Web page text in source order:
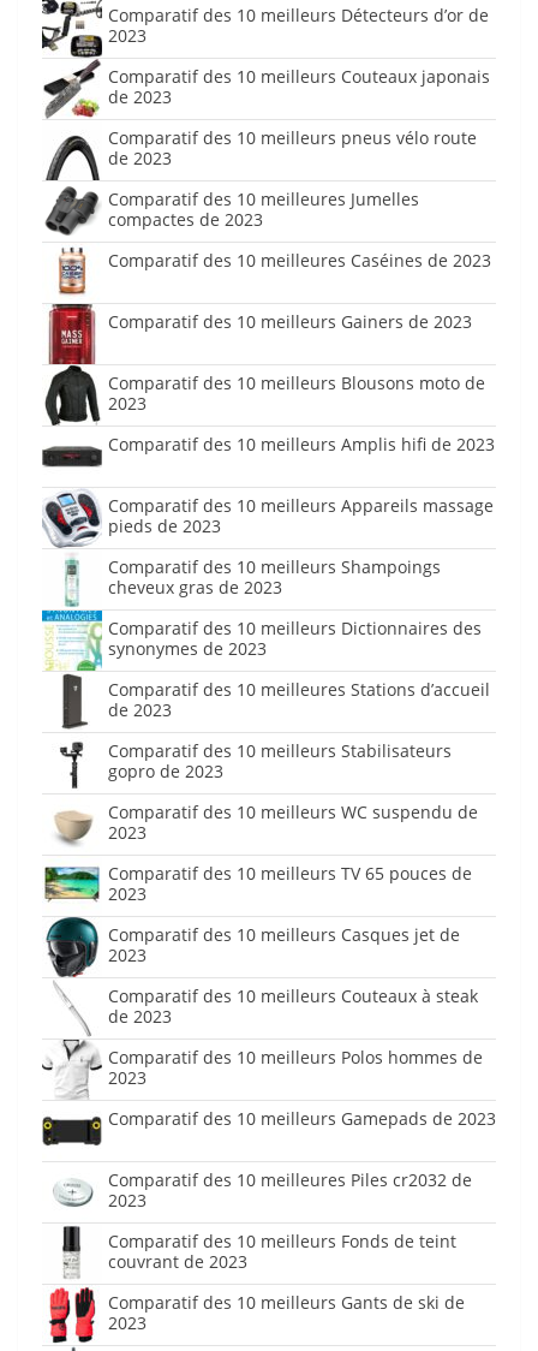
Comparatif des 10 meilleurs Détecteurs d’or de
2023
Comparatif des 10 meilleurs Couteaux japonais
de 2023
Comparatif des 10 meilleurs pneus vélo route
de 2023
Comparatif des 10 meilleures Jumelles
compactes de 2023
Comparatif des 10 meilleures Caséines de 2023
Comparatif des 10 meilleurs Gainers de 2023
Comparatif des 10 meilleurs Blousons moto de
2023
Comparatif des 10 meilleurs Amplis hifi de 2023
Comparatif des 10 meilleurs Appareils massage
pieds de 2023
Comparatif des 10 meilleurs Shampoings
cheveux gras de 2023
Comparatif des 10 meilleurs Dictionnaires des
synonymes de 2023
Comparatif des 10 meilleures Stations d’accueil
de 2023
Comparatif des 10 meilleurs Stabilisateurs
gopro de 2023
Comparatif des 10 meilleurs WC suspendu de
2023
Comparatif des 10 meilleurs TV 65 pouces de
2023
Comparatif des 10 meilleurs Casques jet de
2023
Comparatif des 10 meilleurs Couteaux à steak
de 2023
Comparatif des 10 meilleurs Polos hommes de
2023
Comparatif des 10 meilleurs Gamepads de 2023
Comparatif des 10 meilleures Piles cr2032 de
2023
Comparatif des 10 meilleurs Fonds de teint
couvrant de 2023
Comparatif des 10 meilleurs Gants de ski de
2023